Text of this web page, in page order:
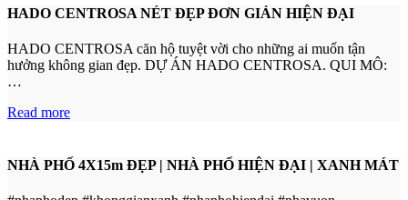
HADO CENTROSA NÉT ĐẸP ĐƠN GIẢN HIỆN ĐẠI
HADO CENTROSA căn hộ tuyệt vời cho những ai muốn tận
hưởng không gian đẹp. DỰ ÁN HADO CENTROSA. QUI MÔ:
…
Read more
NHÀ PHỐ 4X15m ĐẸP | NHÀ PHỐ HIỆN ĐẠI | XANH MÁT